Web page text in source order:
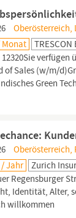
Oberösterreich,
Monat
12320Sie
of Sales (w/m/
Green
Oberösterreich,
/ Jahr
Zurich
Regensburger
Identität, Alter,
willkommen